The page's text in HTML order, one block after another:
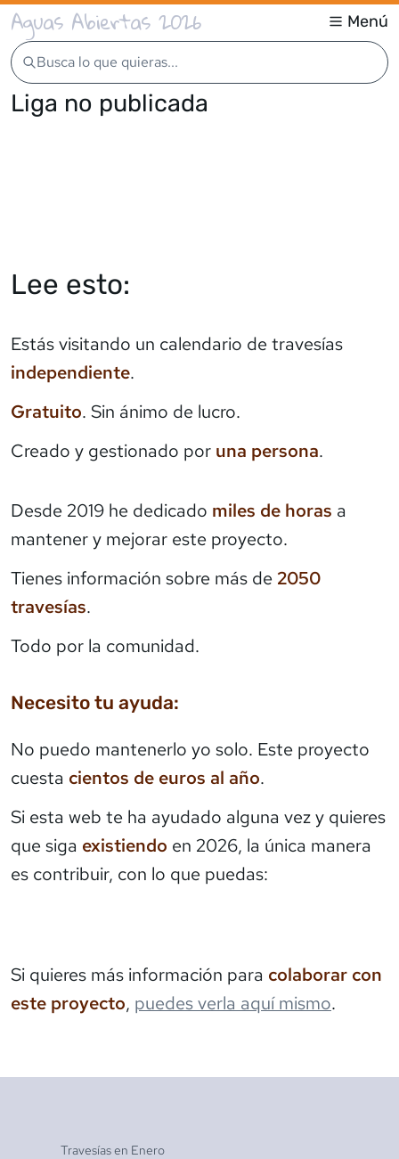
Aguas Abiertas 2026 Menú
Busca lo que quieras...
Liga no publicada
Lee esto:
Estás visitando un calendario de travesías
independiente.
Gratuito. Sin ánimo de lucro.
Creado y gestionado por una persona.
Desde 2019 he dedicado miles de horas a
mantener y mejorar este proyecto.
Tienes información sobre más de 2050
travesías.
Todo por la comunidad.
Necesito tu ayuda:
No puedo mantenerlo yo solo. Este proyecto
cuesta cientos de euros al año.
Si esta web te ha ayudado alguna vez y quieres
que siga existiendo en 2026, la única manera
es contribuir, con lo que puedas:
Si quieres más información para colaborar con
este proyecto, puedes verla aquí mismo.
Travesías en Enero